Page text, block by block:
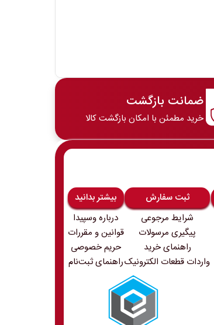
ضمانت بازگشت
خرید مطمئن با امکان بازگشت کالا
ثبت سفارش
شرایط مرجوعی
پیگیری مرسولات
راهنمای خرید
واردات قطعات الکترونیک
بیشتر بدانید
درباره وسپیدا
قوانین و مقررات
حریم خصوصی
راهنمای ثبت‌نام